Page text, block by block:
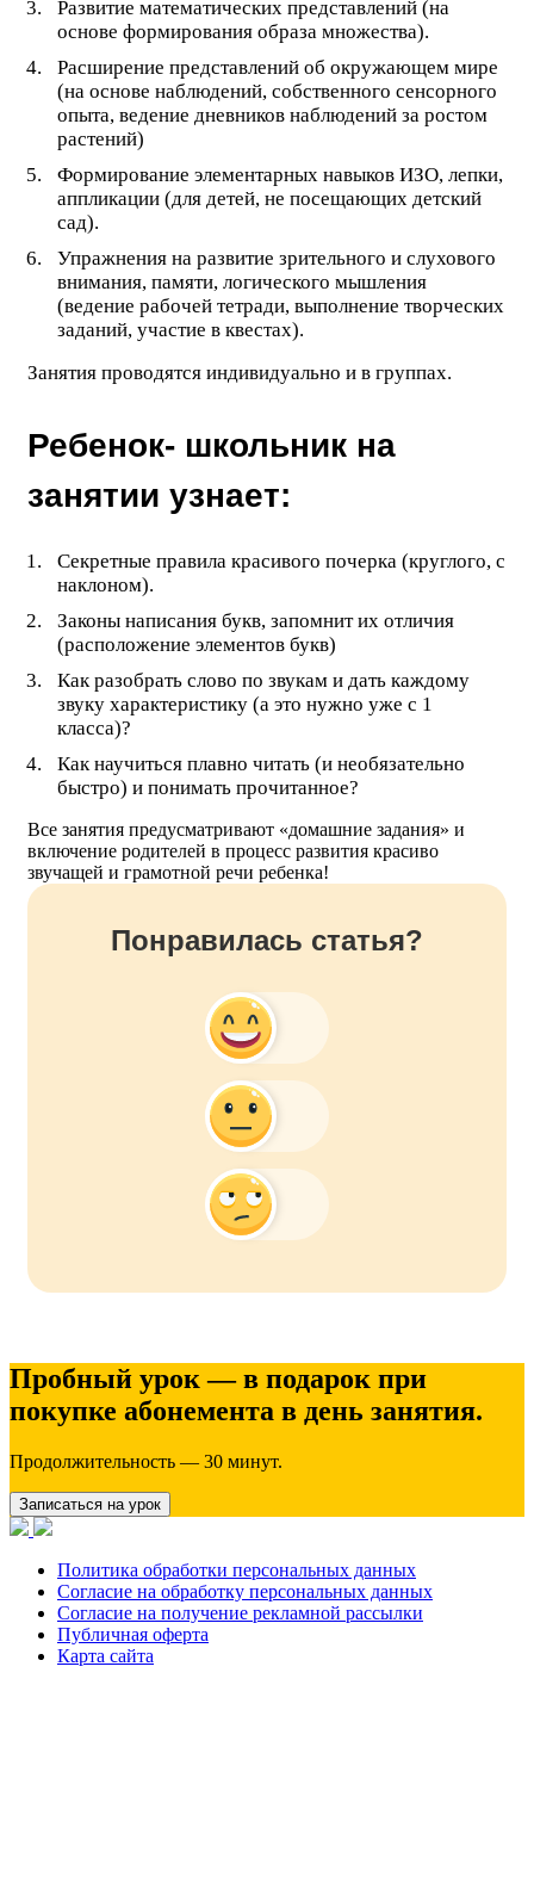
Развитие математических представлений (на
основе формирования образа множества).
Расширение представлений об окружающем мире
(на основе наблюдений, собственного сенсорного
опыта, ведение дневников наблюдений за ростом
растений)
Формирование элементарных навыков ИЗО, лепки,
аппликации (для детей, не посещающих детский
сад).
Упражнения на развитие зрительного и слухового
внимания, памяти, логического мышления
(ведение рабочей тетради, выполнение творческих
заданий, участие в квестах).
Занятия проводятся индивидуально и в группах.
Ребенок- школьник на
занятии узнает:
Секретные правила красивого почерка (круглого, с
наклоном).
Законы написания букв, запомнит их отличия
(расположение элементов букв)
Как разобрать слово по звукам и дать каждому
звуку характеристику (а это нужно уже с 1
класса)?
Как научиться плавно читать (и необязательно
быстро) и понимать прочитанное?
Все занятия предусматривают «домашние задания» и
включение родителей в процесс развития красиво
звучащей и грамотной речи ребенка!
Понравилась статья?
Пробный урок — в подарок при
покупке абонемента в день занятия.
Продолжительность — 30 минут.
Записаться на урок
Политика обработки персональных данных
Согласие на обработку персональных данных
Согласие на получение рекламной рассылки
Публичная оферта
Карта сайта